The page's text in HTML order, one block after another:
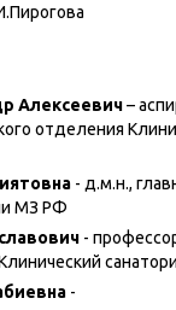
Алексеевич–
отделения
- д.м.н.,
МЗ РФ
-
-